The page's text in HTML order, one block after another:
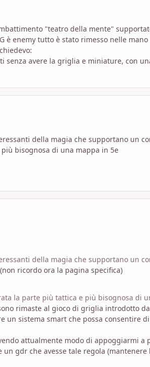
"teatro della mente"
è enemy tutto è stato rimesso nelle
senza avere la griglia e miniature, con
della magia che supportano un
bisognosa di una mappa in 5e
della magia che supportano un
ricordo ora la pagina specifica)
la parte più tattica e più bisognosa di
rimaste al gioco di griglia introdotto
un sistema smart che possa consentire
attualmente modo di appoggiarmi a
un gdr che avesse tale regola